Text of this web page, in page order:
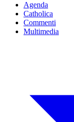
Agenda
Catholica
Commenti
Multimedia